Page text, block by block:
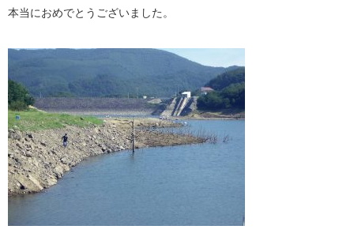
本当におめでとうございました。